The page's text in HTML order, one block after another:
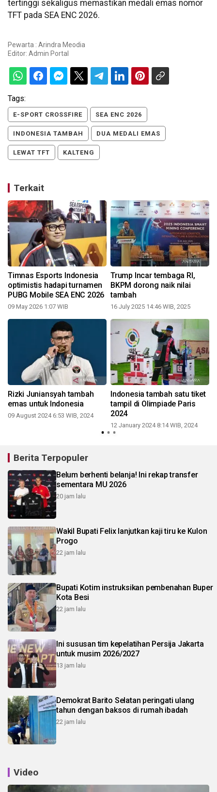
tertinggi sekaligus memastikan medali emas nomor
TFT pada SEA ENC 2026.
Pewarta : Arindra Meodia
Editor: Admin Portal
Tags:
E-SPORT CROSSFIRE SEA ENC 2026
INDONESIA TAMBAH DUA MEDALI EMAS
LEWAT TFT KALTENG
Terkait
Timnas Esports Indonesia
optimistis hadapi turnamen
PUBG Mobile SEA ENC 2026
09 May 2026 1:07 WIB
Trump Incar tembaga RI,
BKPM dorong naik nilai
tambah
16 July 2025 14:46 WIB, 2025
Rizki Juniansyah tambah
emas untuk Indonesia
09 August 2024 6:53 WIB, 2024
Indonesia tambah satu tiket
tampil di Olimpiade Paris
2024
12 January 2024 8:14 WIB, 2024
Berita Terpopuler
Belum berhenti belanja! Ini rekap transfer
sementara MU 2026
20 jam lalu
Wakil Bupati Felix lanjutkan kaji tiru ke Kulon
Progo
22 jam lalu
Bupati Kotim instruksikan pembenahan Buper
Kota Besi
22 jam lalu
Ini sususan tim kepelatihan Persija Jakarta
untuk musim 2026/2027
13 jam lalu
Demokrat Barito Selatan peringati ulang
tahun dengan baksos di rumah ibadah
22 jam lalu
Video